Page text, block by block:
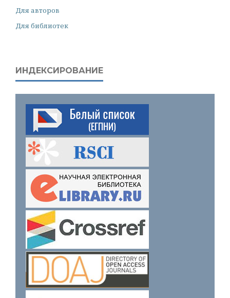
Для авторов
Для библиотек
ИНДЕКСИРОВАНИЕ